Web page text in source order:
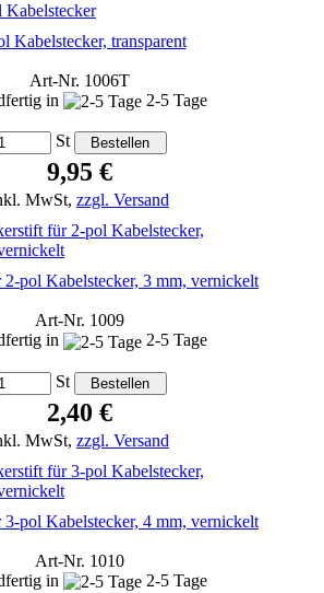
Kabelstecker, transparent
Art-Nr. 1006T
in
2-5 Tage
St
9,95 €
MwSt, zzgl. Versand
2-pol Kabelstecker, 3 mm, vernickelt
Art-Nr. 1009
in
2-5 Tage
St
2,40 €
MwSt, zzgl. Versand
3-pol Kabelstecker, 4 mm, vernickelt
Art-Nr. 1010
in
2-5 Tage